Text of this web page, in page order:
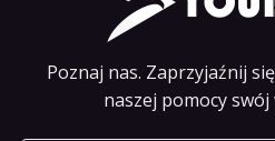
Poznaj nas. Zaprzyjaźnij
naszej pomocy swój